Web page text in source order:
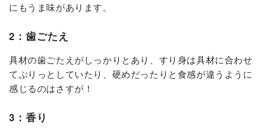
にもうま味があります。
2：歯ごたえ
具材の歯ごたえがしっかりとあり、すり身は具材に合わせ
てぷりっとしていたり、硬めだったりと食感が違うように
感じるのはさすが！
3：香り